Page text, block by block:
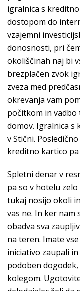
igralnica s
dostopom do
vzajemni
donosnosti, pri
okoliščinah naj bi
brezplačen zvok
zveza med
okrevanja vam
počitkom in vadbo
domov. Igralnica s
v Stični.
kreditno kartico pa
Spletni denar v
pa so v hotelu
tukaj nosijo okoli
vas ne. In ker nam
obadva sva
na teren. Imate
iniciativo zaupali in
podoben
kolegom.